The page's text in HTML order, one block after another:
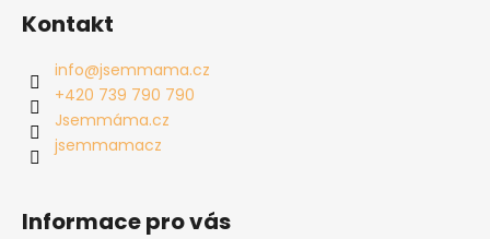
Kontakt
info@jsemmama.cz
+420 739 790 790
Jsemmáma.cz
jsemmamacz
Informace pro vás